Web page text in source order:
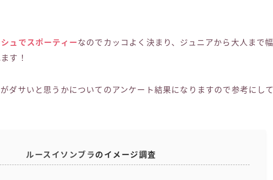
ュでスポーティーなのでカッコよく決まり、ジュニアから大人まで幅
す！
ダサいと思うかについてのアンケート結果になりますので参考にして
ルースイソンブラのイメージ調査